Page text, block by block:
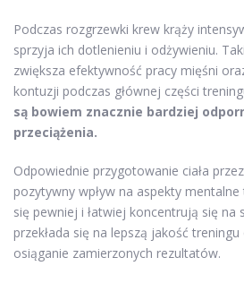
Podczas rozgrzewki krew krąży
sprzyja ich dotlenieniu i odżywieniu.
zwiększa efektywność pracy mięśni
kontuzji podczas głównej części
są bowiem znacznie bardziej
przeciążenia.
Odpowiednie przygotowanie ciała
pozytywny wpływ na aspekty
się pewniej i łatwiej koncentrują się na
przekłada się na lepszą jakość
osiąganie zamierzonych rezultatów.